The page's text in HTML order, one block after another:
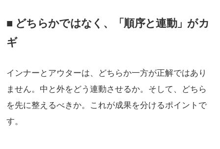
■ どちらかではなく、「順序と連動」がカ
ギ
インナーとアウターは、どちらか一方が正解ではあり
ません。中と外をどう連動させるか。そして、どちら
を先に整えるべきか。これが成果を分けるポイントで
す。